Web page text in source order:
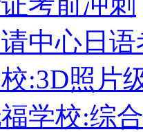
中心日
:3D照片
学校:综